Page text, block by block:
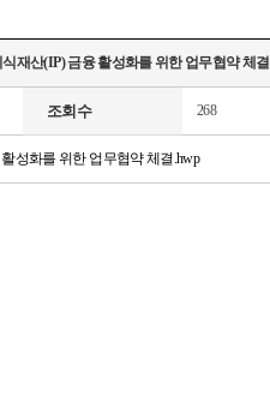
재산(IP) 금융 활성화를 위한 업무협약 체결
조회수 268
성화를 위한 업무협약 체결.hwp